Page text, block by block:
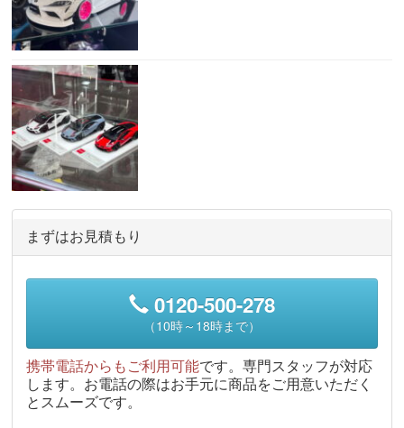
まずはお見積もり
0120-500-278
（10時～18時まで）
携帯電話からもご利用可能です。専門スタッフが対応
します。お電話の際はお手元に商品をご用意いただく
とスムーズです。